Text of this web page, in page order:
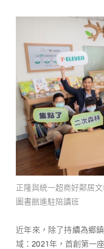
正隆與統一超商好鄰居
圖書館進駐陪讀班
近年來，除了持續為鄉
域：2021年，首創第一